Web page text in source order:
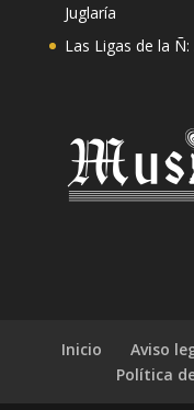
Juglaría
Las Ligas de la
Inicio Aviso
Política